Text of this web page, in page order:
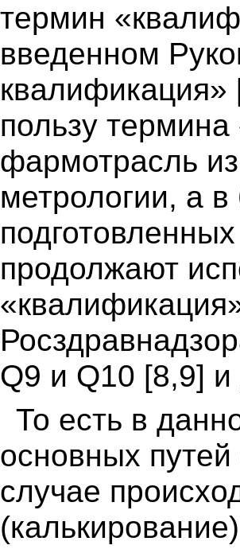
термин
введенном
квалификация»
пользу
фармотрасль
метрологии, а
продолжают
Q9 и Q10 [8,9] и
То есть в
основных
случае